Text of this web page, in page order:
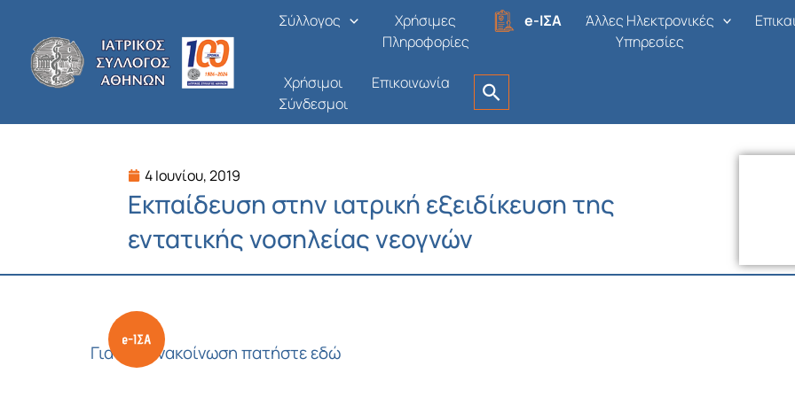
περιεχόμενο
Σύλλογος
Χρήσιμες
Πληροφορίες
e-ΙΣΑ
Άλλες Ηλεκτρονικές
Υπηρεσίες
Χρήσιμοι
Σύνδεσμοι
Επικοινωνία
4 Ιουνίου, 2019
Εκπαίδευση στην ιατρική εξειδίκευση της
εντατικής νοσηλείας νεογνών
Για την ανακοίνωση πατήστε εδώ